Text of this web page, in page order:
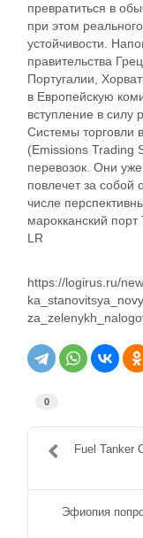
превратиться в
при этом
устойчивости.
правительства
Португалии,
в Европейскую
вступление в силу
Системы торговли
(Emissions Trading
перевозок. Они
повлечет за собой
числе
марокканский
LR
https://logirus.ru/
0
Fuel Tanker
Эфиопия